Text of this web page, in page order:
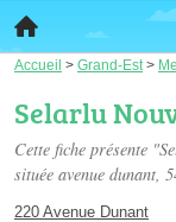
Accueil > Grand-Est >
Selarlu
Cette fiche présente
située avenue dunant,
220 Avenue Dunant